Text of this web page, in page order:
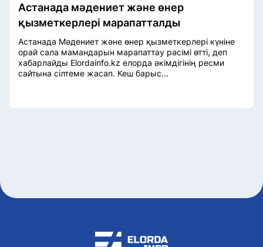
Астанада мәдениет және өнер
қызметкерлері марапатталды
Астанада Мәдениет және өнер қызметкерлері күніне
орай сала мамандарын марапаттау рәсімі өтті, деп
хабарлайды Elordainfo.kz елорда әкімдігінің ресми
сайтына сілтеме жасап. Кеш барыс...